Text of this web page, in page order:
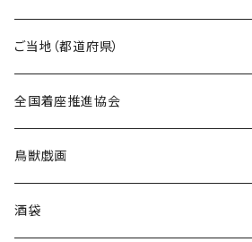
トートバッグ
国道0～99号線
国道100～199号線
Tシャツ
キャップ
ステッカー
ROUTE 0～99号線
ROUTE100～199号線
Tシャツ
ROUTE 0～99号線
ROUTE 100～199号線
キャップ
ROUTE 0～99号線
ご当地（都道府県）
北海道
青森県
岩手県
全国着座推進協会
ステッカー
鳥獣戯画
酒袋